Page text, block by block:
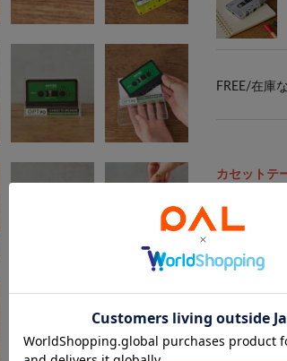
FREE/在庫
カセットテ
見た目も
プ型のスピ
カセットテ
めのメディ
なじみのあ
ザイン。
コンパク